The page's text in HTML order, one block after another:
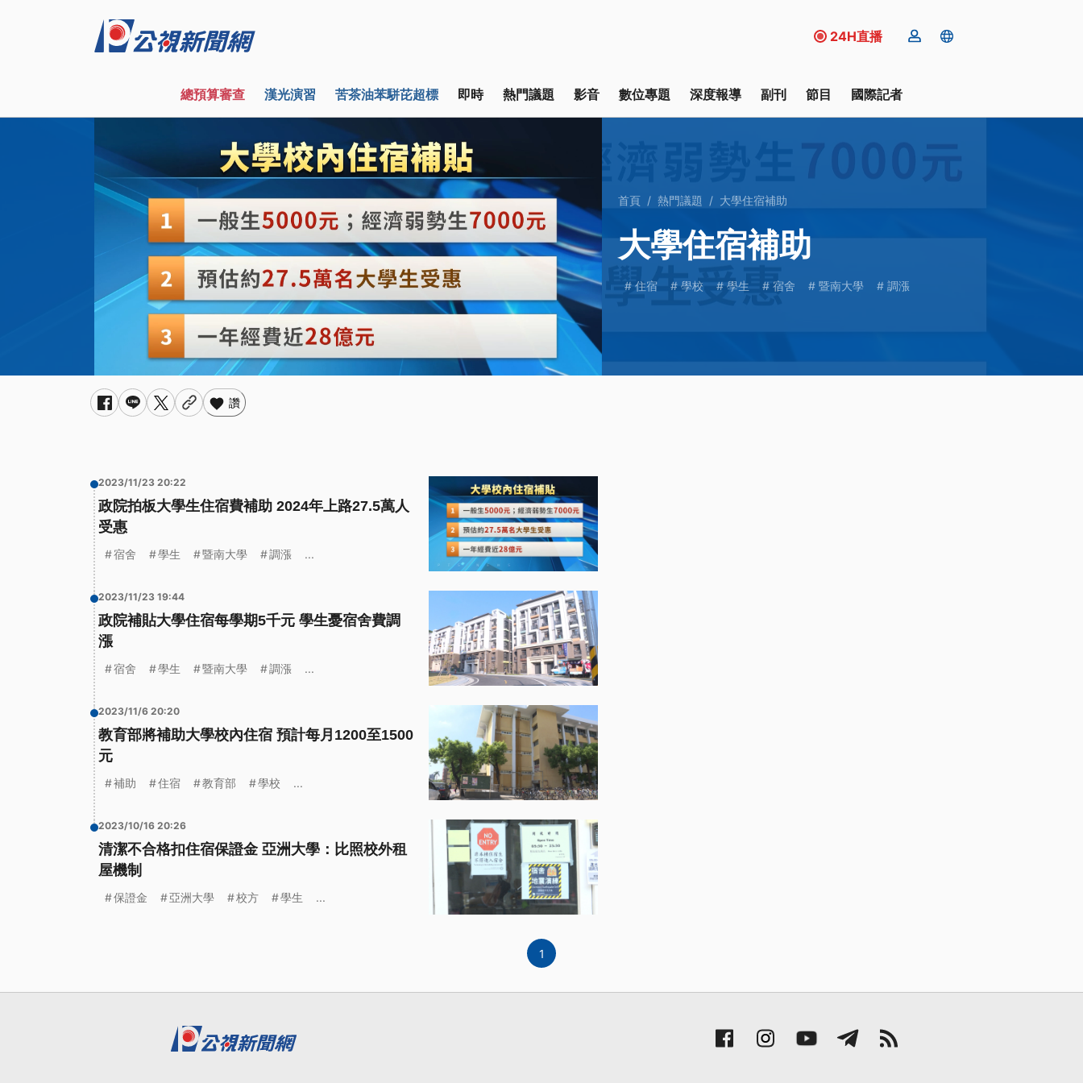
24H直播
總預算審查 漢光演習 苦茶油苯駢芘超標 即時 熱門議題 影音 數位專題 深度報導 副刊 節目 國際記者
首頁 熱門議題 大學住宿補助
大學住宿補助
住宿 學校 學生 宿舍 暨南大學 調漲
讚
2023/11/23 20:22
政院拍板大學生住宿費補助 2024年上路27.5萬人
受惠
宿舍 學生 暨南大學 調漲 ...
2023/11/23 19:44
政院補貼大學住宿每學期5千元 學生憂宿舍費調
漲
宿舍 學生 暨南大學 調漲 ...
2023/11/6 20:20
教育部將補助大學校內住宿 預計每月1200至1500
元
補助 住宿 教育部 學校 ...
2023/10/16 20:26
清潔不合格扣住宿保證金 亞洲大學：比照校外租
屋機制
保證金 亞洲大學 校方 學生 ...
1